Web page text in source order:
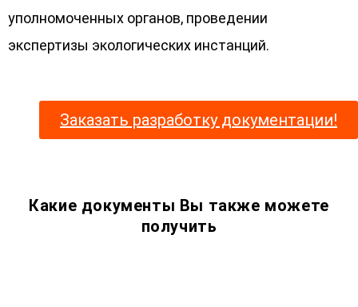
уполномоченных органов, проведении
экспертизы экологических инстанций.
Заказать разработку документации!
Какие документы Вы также можете
получить